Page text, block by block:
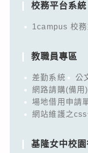
校務平台系統
1campus 校務
教職員專區
差勤系統 公
網路請購(備用)
場地借用申請
網站維護之css
基隆女中校